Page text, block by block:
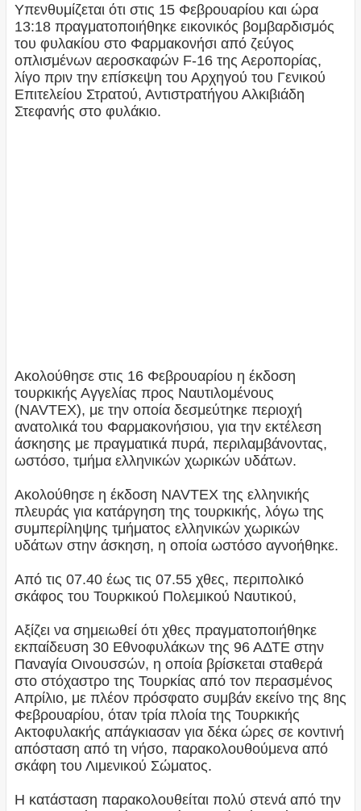
Υπενθυμίζεται ότι στις 15 Φεβρουαρίου και ώρα
13:18 πραγματοποιήθηκε εικονικός βομβαρδισμός
του φυλακίου στο Φαρμακονήσι από ζεύγος
οπλισμένων αεροσκαφών F-16 της Αεροπορίας,
λίγο πριν την επίσκεψη του Αρχηγού του Γενικού
Επιτελείου Στρατού, Αντιστρατήγου Αλκιβιάδη
Στεφανής στο φυλάκιο.
Ακολούθησε στις 16 Φεβρουαρίου η έκδοση
τουρκικής Αγγελίας προς Ναυτιλομένους
(NAVTEX), με την οποία δεσμεύτηκε περιοχή
ανατολικά του Φαρμακονήσιου, για την εκτέλεση
άσκησης με πραγματικά πυρά, περιλαμβάνοντας,
ωστόσο, τμήμα ελληνικών χωρικών υδάτων.
Ακολούθησε η έκδοση NAVTEX της ελληνικής
πλευράς για κατάργηση της τουρκικής, λόγω της
συμπερίληψης τμήματος ελληνικών χωρικών
υδάτων στην άσκηση, η οποία ωστόσο αγνοήθηκε.
Από τις 07.40 έως τις 07.55 χθες, περιπολικό
σκάφος του Τουρκικού Πολεμικού Ναυτικού,
Αξίζει να σημειωθεί ότι χθες πραγματοποιήθηκε
εκπαίδευση 30 Εθνοφυλάκων της 96 ΑΔΤΕ στην
Παναγία Οινουσσών, η οποία βρίσκεται σταθερά
στο στόχαστρο της Τουρκίας από τον περασμένος
Απρίλιο, με πλέον πρόσφατο συμβάν εκείνο της 8ης
Φεβρουαρίου, όταν τρία πλοία της Τουρκικής
Ακτοφυλακής απάγκιασαν για δέκα ώρες σε κοντινή
απόσταση από τη νήσο, παρακολουθούμενα από
σκάφη του Λιμενικού Σώματος.
Η κατάσταση παρακολουθείται πολύ στενά από την